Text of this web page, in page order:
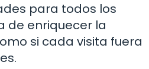
para todos los
de enriquecer la
si cada visita fuera